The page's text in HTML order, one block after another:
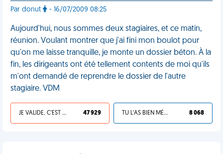
Par donut - 16/07/2009 08:25
Aujourd'hui, nous sommes deux stagiaires, et ce matin,
réunion. Voulant montrer que j'ai fini mon boulot pour
qu'on me laisse tranquille, je monte un dossier béton. À la
fin, les dirigeants ont été tellement contents de moi qu'ils
m'ont demandé de reprendre le dossier de l'autre
stagiaire. VDM
JE VALIDE, C'EST UNE VDM 47 929 TU L'AS BIEN MÉRITÉ 8 068